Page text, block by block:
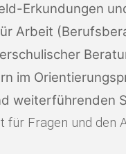
Erkundungen
Arbeit
im
weiterführenden
Fragen und den